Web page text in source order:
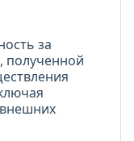
за
полученной